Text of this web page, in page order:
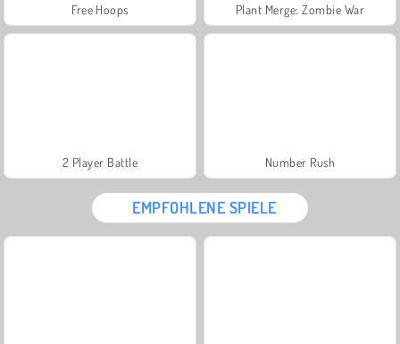
Free Hoops Plant Merge: Zombie War
2 Player Battle Number Rush
EMPFOHLENE SPIELE